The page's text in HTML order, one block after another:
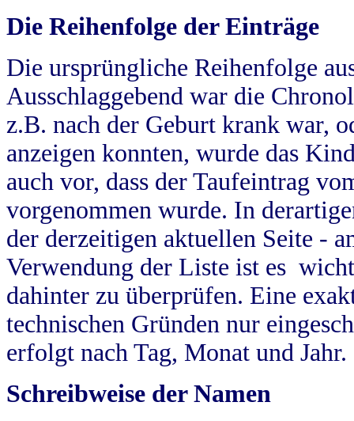
Die Reihenfolge der Einträge
Die ursprüngliche Reihenfolge
Ausschlaggebend war die
z.B. nach der Geburt krank war,
anzeigen konnten, wurde das
auch vor, dass der Taufeintrag
vorgenommen wurde. In
der derzeitigen aktuellen Seite -
Verwendung der Liste ist es
dahinter zu überprüfen. Eine
technischen Gründen nur
erfolgt nach Tag, Monat und Jahr.
Schreibweise der Namen